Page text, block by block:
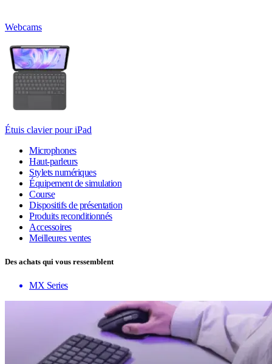
Webcams
Étuis clavier pour iPad
Microphones
Haut-parleurs
Stylets numériques
Équipement de simulation
Course
Dispositifs de présentation
Produits reconditionnés
Accessoires
Meilleures ventes
Des achats qui vous ressemblent
MX Series